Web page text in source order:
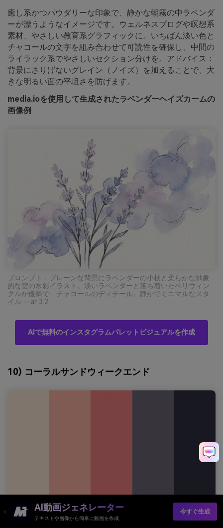
癒し系かつパウダリーな印象で、静かな朝霧の中ラベンダ
ーが漂うようなイメージです。ウェルネスブログや瞑想系
素材、やさしい教育系グラフィックに。いちばん淡い色と
チャコールの文字を組み合わせて可読性を確保し、中間の
ライラック系でやさしいセクション分けを。アドバイス：
背景にさりげないグレイン（ノイズ）を加えることで、大
きな明るい面の平坦さを防げます。
media.ioを使用して生成されたラベンダーヘイズカームの
画像例
プロンプト：プレーンな背景にラベンダーの小枝と柔らかな抽象
的な雲の水彩イラスト。淡いラベンダーと落ち着いたペリウィン
クルが優勢で、チャコールのディテール。静かでミニマルなスタ
イル --ar 3:2
AIで無料のインスタグラムパレットビジュアルを作成
10) コーラルサンドウィークエンド
AI動画ジェネレーター
テキストや画像から簡単に動画を作成
今すぐ生成